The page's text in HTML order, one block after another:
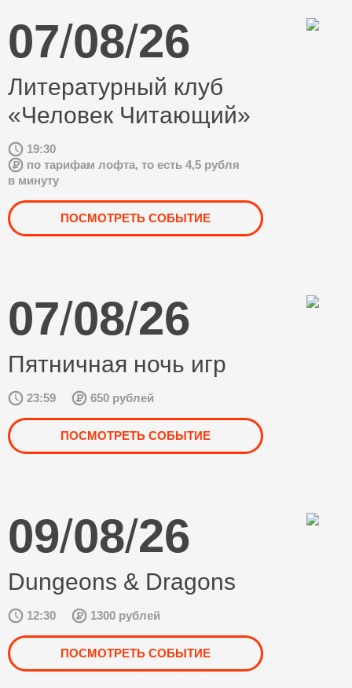
07/08/26
Литературный клуб
«Человек Читающий»
19:30
по тарифам лофта, то есть 4,5 рубля
в минуту
ПОСМОТРЕТЬ СОБЫТИЕ
07/08/26
Пятничная ночь игр
23:59 650 рублей
ПОСМОТРЕТЬ СОБЫТИЕ
09/08/26
Dungeons & Dragons
12:30 1300 рублей
ПОСМОТРЕТЬ СОБЫТИЕ